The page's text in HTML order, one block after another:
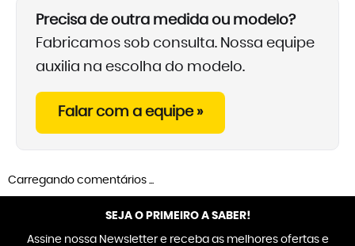
Precisa de outra medida ou modelo?
Fabricamos sob consulta. Nossa equipe
auxilia na escolha do modelo.
Falar com a equipe »
Carregando comentários ...
SEJA O PRIMEIRO A SABER!
Assine nossa Newsletter e receba as melhores ofertas e